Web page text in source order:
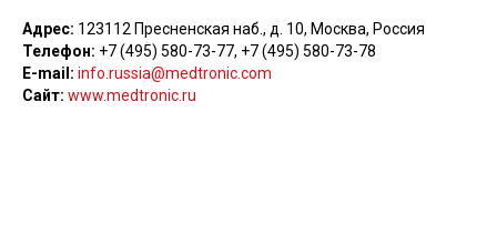
Адрес: 123112 Пресненская наб., д. 10, Москва, Россия
Телефон: +7 (495) 580-73-77, +7 (495) 580-73-78
E-mail: info.russia@medtronic.com
Сайт: www.medtronic.ru